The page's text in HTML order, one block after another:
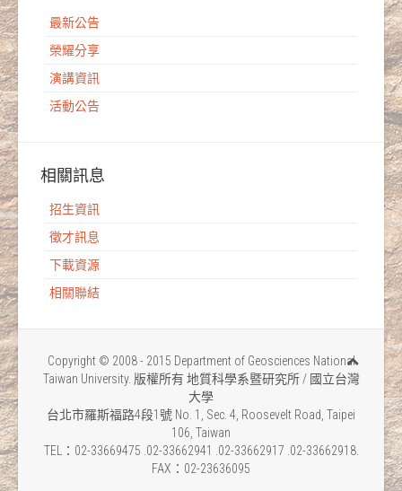
最新公告
榮耀分享
演講資訊
活動公告
相關訊息
招生資訊
徵才訊息
下載資源
相關聯結
Copyright © 2008 - 2015 Department of Geosciences National
Taiwan University. 版權所有 地質科學系暨研究所 / 國立台灣
大學
台北市羅斯福路4段1號 No. 1, Sec. 4, Roosevelt Road, Taipei
106, Taiwan
TEL：02-33669475 .02-33662941 .02-33662917 .02-33662918.
FAX：02-23636095